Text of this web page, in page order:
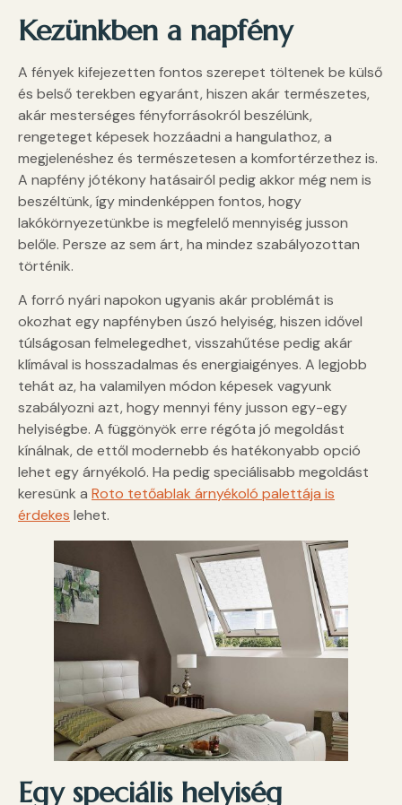
Kezünkben a napfény
A fények kifejezetten fontos szerepet töltenek be külső
és belső terekben egyaránt, hiszen akár természetes,
akár mesterséges fényforrásokról beszélünk,
rengeteget képesek hozzáadni a hangulathoz, a
megjelenéshez és természetesen a komfortérzethez is.
A napfény jótékony hatásairól pedig akkor még nem is
beszéltünk, így mindenképpen fontos, hogy
lakókörnyezetünkbe is megfelelő mennyiség jusson
belőle. Persze az sem árt, ha mindez szabályozottan
történik.
A forró nyári napokon ugyanis akár problémát is
okozhat egy napfényben úszó helyiség, hiszen idővel
túlságosan felmelegedhet, visszahűtése pedig akár
klímával is hosszadalmas és energiaigényes. A legjobb
tehát az, ha valamilyen módon képesek vagyunk
szabályozni azt, hogy mennyi fény jusson egy-egy
helyiségbe. A függönyök erre régóta jó megoldást
kínálnak, de ettől modernebb és hatékonyabb opció
lehet egy árnyékoló. Ha pedig speciálisabb megoldást
keresünk a Roto tetőablak árnyékoló palettája is
érdekes lehet.
Egy speciális helyiség